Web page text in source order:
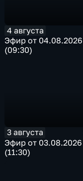
4 августа
Эфир от 04.08.2026
(09:30)
3 августа
Эфир от 03.08.2026
(11:30)